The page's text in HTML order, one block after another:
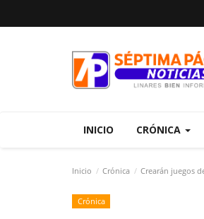
INICIO CRÓNICA
Inicio Crónica Crearán juegos
Crónica